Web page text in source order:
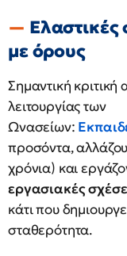
Ελαστικές
με όρους
Σημαντική κριτική
λειτουργίας των
Ωνασείων:
προσόντα,
χρόνια) και
εργασιακές
κάτι που
σταθερότητα.